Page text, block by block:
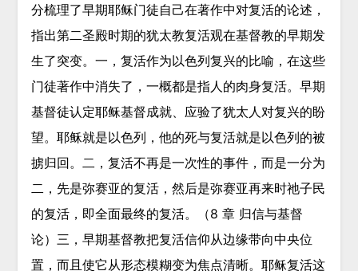
分梳理了早期耶稣门徒自己在著作中对复活的论述，
指出第二圣殿时期的犹太教复活观在基督教的早期发
生了突变。一，复活作为以色列复兴的比喻，在这些
门徒著作中消失了，一概都是指人的肉身复活。早期
基督徒认定耶稣基督成就、应验了犹太人对复兴的盼
望。耶稣就是以色列，他的死与复活就是以色列的被
掳归回。二，复活不再是一次性的事件，而是一分为
二，先是弥赛亚的复活，然后是弥赛亚再来时祂子民
的复活，即全面最终的复活。（8 章 归信与基督
论）三，早期基督教把复活信仰从边缘带向中央位
置，而且使它从形态模糊变为焦点清晰。耶稣复活这